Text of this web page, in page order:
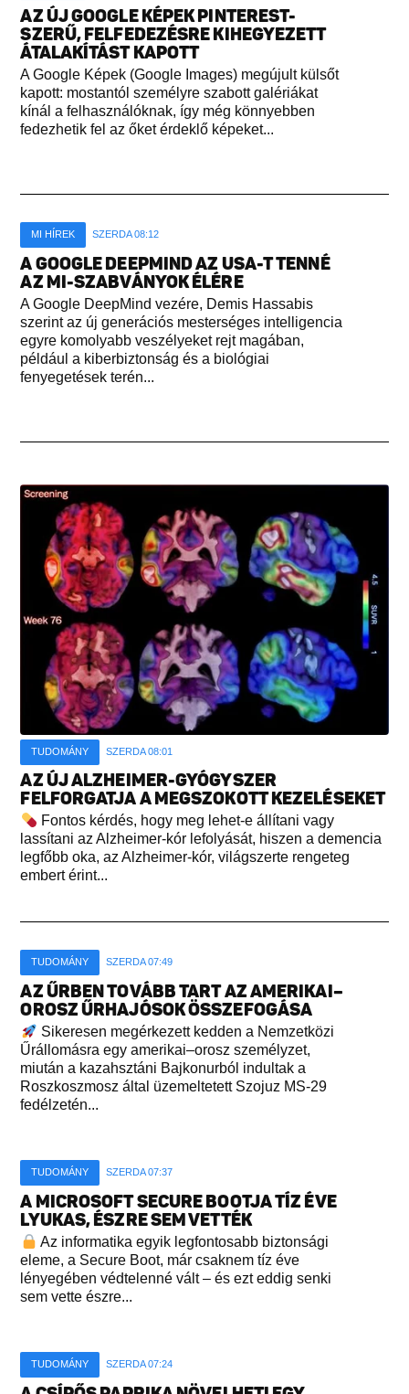
AZ ÚJ GOOGLE KÉPEK PINTEREST-
SZERŰ, FELFEDEZÉSRE KIHEGYEZETT
ÁTALAKÍTÁST KAPOTT
A Google Képek (Google Images) megújult külsőt
kapott: mostantól személyre szabott galériákat
kínál a felhasználóknak, így még könnyebben
fedezhetik fel az őket érdeklő képeket...
MI HÍREK SZERDA 08:12
A GOOGLE DEEPMIND AZ USA-T TENNÉ
AZ MI-SZABVÁNYOK ÉLÉRE
A Google DeepMind vezére, Demis Hassabis
szerint az új generációs mesterséges intelligencia
egyre komolyabb veszélyeket rejt magában,
például a kiberbiztonság és a biológiai
fenyegetések terén...
TUDOMÁNY SZERDA 08:01
AZ ÚJ ALZHEIMER-GYÓGYSZER
FELFORGATJA A MEGSZOKOTT KEZELÉSEKET
Fontos kérdés, hogy meg lehet-e állítani vagy
lassítani az Alzheimer-kór lefolyását, hiszen a demencia
legfőbb oka, az Alzheimer-kór, világszerte rengeteg
embert érint...
TUDOMÁNY SZERDA 07:49
AZ ŰRBEN TOVÁBB TART AZ AMERIKAI–
OROSZ ŰRHAJÓSOK ÖSSZEFOGÁSA
Sikeresen megérkezett kedden a Nemzetközi
Űrállomásra egy amerikai–orosz személyzet,
miután a kazahsztáni Bajkonurból indultak a
Roszkoszmosz által üzemeltetett Szojuz MS-29
fedélzetén...
TUDOMÁNY SZERDA 07:37
A MICROSOFT SECURE BOOTJA TÍZ ÉVE
LYUKAS, ÉSZRE SEM VETTÉK
Az informatika egyik legfontosabb biztonsági
eleme, a Secure Boot, már csaknem tíz éve
lényegében védtelenné vált – és ezt eddig senki
sem vette észre...
TUDOMÁNY SZERDA 07:24